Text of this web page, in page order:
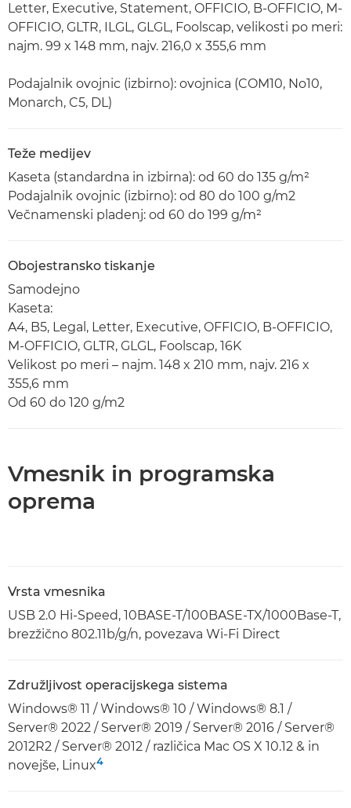
Letter, Executive, Statement, OFFICIO, B-OFFICIO, M-
OFFICIO, GLTR, ILGL, GLGL, Foolscap, velikosti po meri:
najm. 99 x 148 mm, najv. 216,0 x 355,6 mm
Podajalnik ovojnic (izbirno): ovojnica (COM10, No10,
Monarch, C5, DL)
Teže medijev
Kaseta (standardna in izbirna): od 60 do 135 g/m²
Podajalnik ovojnic (izbirno): od 80 do 100 g/m2
Večnamenski pladenj: od 60 do 199 g/m²
Obojestransko tiskanje
Samodejno
Kaseta:
A4, B5, Legal, Letter, Executive, OFFICIO, B-OFFICIO,
M-OFFICIO, GLTR, GLGL, Foolscap, 16K
Velikost po meri – najm. 148 x 210 mm, najv. 216 x
355,6 mm
Od 60 do 120 g/m2
Vmesnik in programska
oprema
Vrsta vmesnika
USB 2.0 Hi-Speed, 10BASE-T/100BASE-TX/1000Base-T,
brezžično 802.11b/g/n, povezava Wi-Fi Direct
Združljivost operacijskega sistema
Windows® 11 / Windows® 10 / Windows® 8.1 /
Server® 2022 / Server® 2019 / Server® 2016 / Server®
2012R2 / Server® 2012 / različica Mac OS X 10.12 & in
novejše, Linux4